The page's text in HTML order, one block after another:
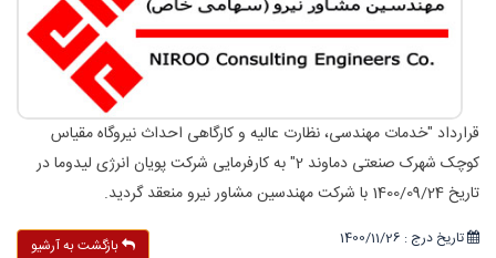
قرارداد "خدمات مهندسی، نظارت عالیه و کارگاهی احداث نیروگاه مقیاس
کوچک شهرک صنعتی دماوند 2" به کارفرمایی شرکت پویان انرژی لیدوما در
تاریخ 1400/09/24 با شرکت مهندسین مشاور نیرو منعقد گردید.
تاریخ درج : 1400/11/26 بازگشت به آرشیو